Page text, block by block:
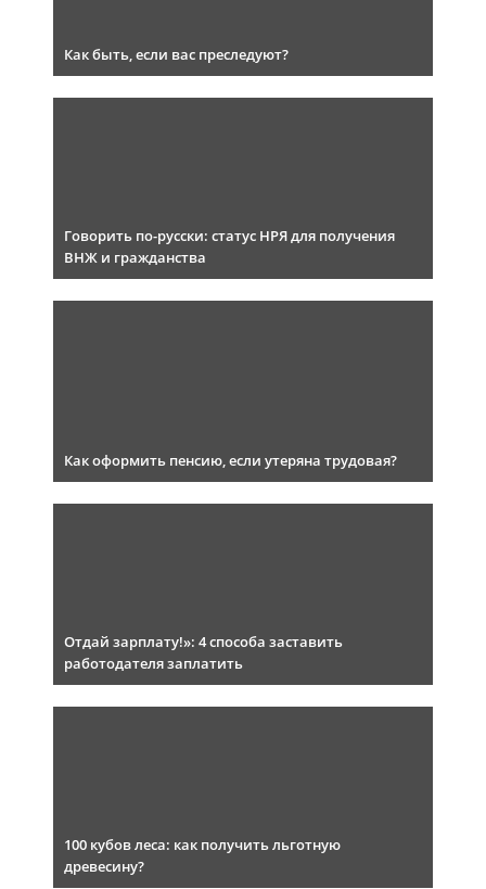
Как быть, если вас преследуют?
Говорить по-русски: статус НРЯ для получения
ВНЖ и гражданства
Как оформить пенсию, если утеряна трудовая?
Отдай зарплату!»: 4 способа заставить
работодателя заплатить
100 кубов леса: как получить льготную
древесину?